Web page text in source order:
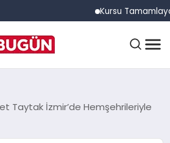
Kursu Tamamlayan
Taytak İzmir’de Hemşehrileriyle